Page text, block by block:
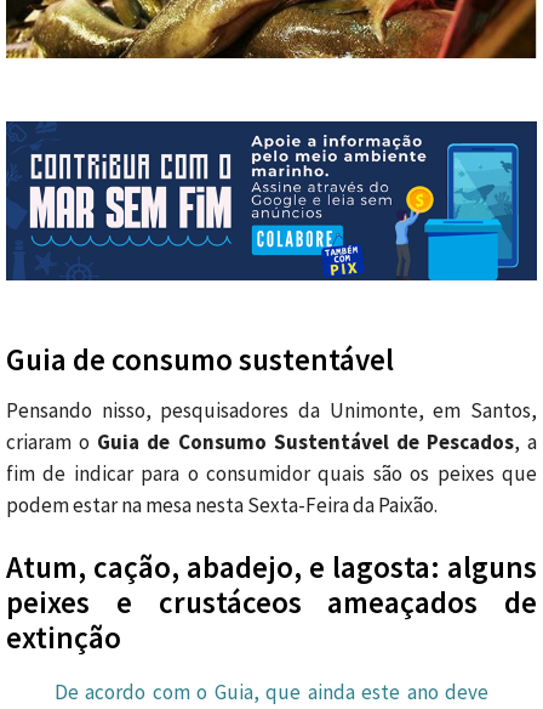
Guia de consumo sustentável
Pensando nisso, pesquisadores da Unimonte, em Santos,
criaram o Guia de Consumo Sustentável de Pescados, a
fim de indicar para o consumidor quais são os peixes que
podem estar na mesa nesta Sexta-Feira da Paixão.
Atum, cação, abadejo, e lagosta: alguns
peixes e crustáceos ameaçados de
extinção
De acordo com o Guia, que ainda este ano deve